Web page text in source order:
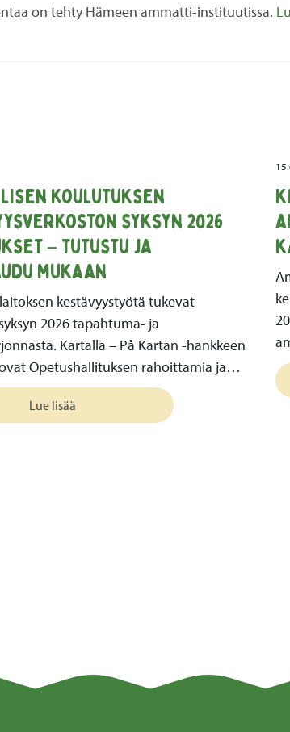
on tehty Hämeen ammatti-instituutissa.
koulutuksen
syksyn 2026
– tutustu ja
mukaan
kestävyystyötä tukevat
2026 tapahtuma- ja
Kartalla – På Kartan -hankkeen
Opetushallituksen rahoittamia ja…
Lue lisää